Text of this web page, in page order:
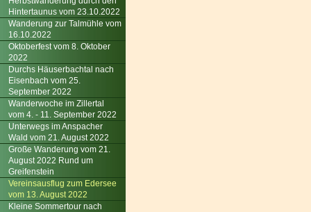
Hintertaunus vom 23.10.2022
Wanderung zur Talmühle vom
16.10.2022
Oktoberfest vom 8. Oktober
2022
Durchs Häuserbachtal nach
Eisenbach vom 25.
September 2022
Wanderwoche im Zillertal
vom 4. - 11. September 2022
Unterwegs im Anspacher
Wald vom 21. August 2022
Große Wanderung vom 21.
August 2022 Rund um
Greifenstein
Vereinsausflug zum Edersee
vom 13. August 2022
Kleine Sommertour nach